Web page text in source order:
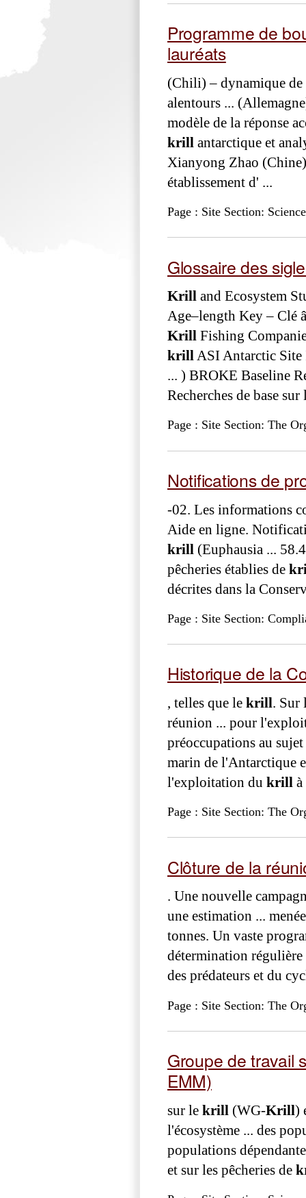
Programme de
lauréats
(Chili) – dynamique
alentours ...
modèle de la réponse
krill antarctique et
Xianyong Zhao
établissement d' ...
Page : Site Section: Science
Glossaire des
Krill and Ecosystem
Age–length Key – Clé
Krill Fishing
krill ASI Antarctic Site
... ) BROKE Baseline
Recherches de base sur
Page : Site Section: The
Notifications de
-02. Les informations
Aide en ligne.
krill (Euphausia ...
pêcheries établies de
décrites dans la
Page : Site Section:
Historique de la
, telles que le krill . Sur
réunion ... pour
préoccupations au
marin de l'Antarctique
l'exploitation du krill
Page : Site Section: The
Clôture de la
. Une nouvelle
une estimation ...
tonnes. Un vaste
détermination
des prédateurs et du
Page : Site Section: The
Groupe de travail
EMM)
sur le krill (WG-Krill)
l'écosystème ... des
populations
et sur les pêcheries de